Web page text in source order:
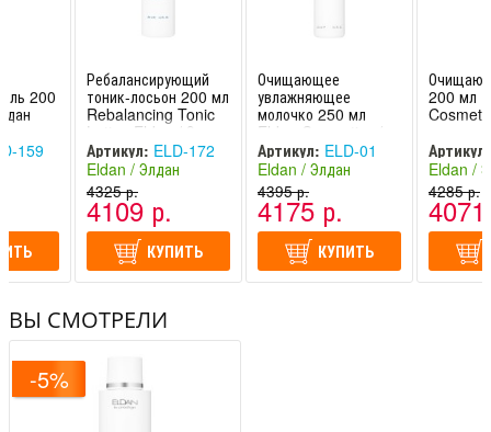
200
159
Ребалансирующий
тоник-лосьон 200 мл
Rebalancing Tonic
Lotion Eldan / Элдан
Артикул: ELD-172
Eldan / Элдан
(Швейцария -
Италия)
4325 р.
4109 р.
КУПИТЬ
Очищающее
увлажняющее
молочко 250 мл
Eldan Cosmetics /
Элдан
Артикул: ELD-01
Eldan / Элдан
(Швейцария -
Италия)
4395 р.
4175 р.
КУПИТЬ
200 мл
Артикул:
Eldan /
Италия)
4285 р.
ВЫ СМОТРЕЛИ
-5%